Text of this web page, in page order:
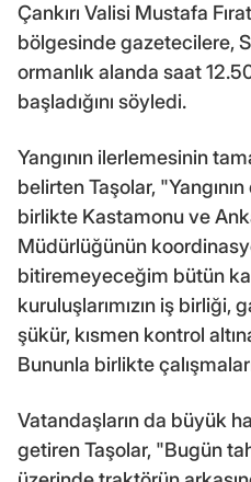
Çankırı Valisi Mustafa
bölgesinde gazetecilere,
ormanlık alanda saat
başladığını söyledi.
Yangının ilerlemesinin
belirten Taşolar,
birlikte Kastamonu ve
Müdürlüğünün
bitiremeyeceğim bütün
kuruluşlarımızın iş
şükür, kısmen kontrol
Bununla birlikte
Vatandaşların da büyük
getiren Taşolar, "Bugün